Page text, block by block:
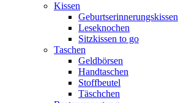
Kissen
Geburtserinnerungskissen
Leseknochen
Sitzkissen to go
Taschen
Geldbörsen
Handtaschen
Stoffbeutel
Täschchen